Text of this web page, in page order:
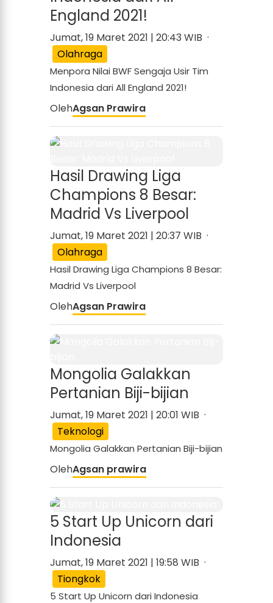
England 2021!
Jumat, 19 Maret 2021 | 20:43 WIB ·
Olahraga
Menpora Nilai BWF Sengaja Usir Tim
Indonesia dari All England 2021!
OlehAgsan Prawira
Hasil Drawing Liga
Champions 8 Besar:
Madrid Vs Liverpool
Jumat, 19 Maret 2021 | 20:37 WIB ·
Olahraga
Hasil Drawing Liga Champions 8 Besar:
Madrid Vs Liverpool
OlehAgsan Prawira
Mongolia Galakkan
Pertanian Biji-bijian
Jumat, 19 Maret 2021 | 20:01 WIB ·
Teknologi
Mongolia Galakkan Pertanian Biji-bijian
OlehAgsan prawira
5 Start Up Unicorn dari
Indonesia
Jumat, 19 Maret 2021 | 19:58 WIB ·
Tiongkok
5 Start Up Unicorn dari Indonesia